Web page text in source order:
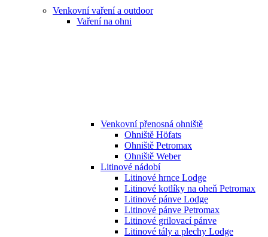
Venkovní vaření a outdoor
Vaření na ohni
Venkovní přenosná ohniště
Ohniště Höfats
Ohniště Petromax
Ohniště Weber
Litinové nádobí
Litinové hrnce Lodge
Litinové kotlíky na oheň Petromax
Litinové pánve Lodge
Litinové pánve Petromax
Litinové grilovací pánve
Litinové tály a plechy Lodge